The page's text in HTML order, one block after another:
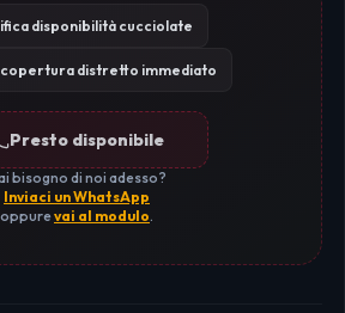
disponibilità cucciolate
copertura distretto immediato
Presto disponibile
bisogno di noi adesso?
Inviaci un WhatsApp
oppurevai al modulo.